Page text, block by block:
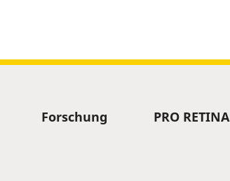
Forschung PRO RETINA